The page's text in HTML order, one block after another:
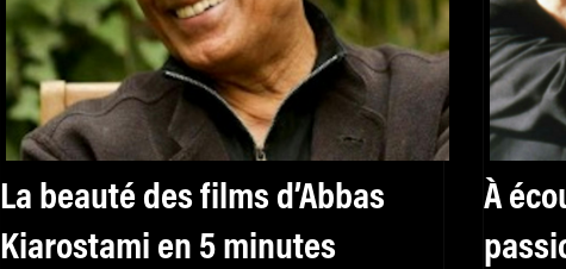
La beauté des films d’Abbas
Kiarostami en 5 minutes
À